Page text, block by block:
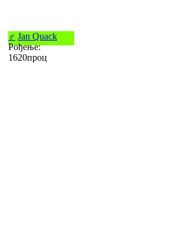
♂ Jan Quack
Рођење:
1620проц